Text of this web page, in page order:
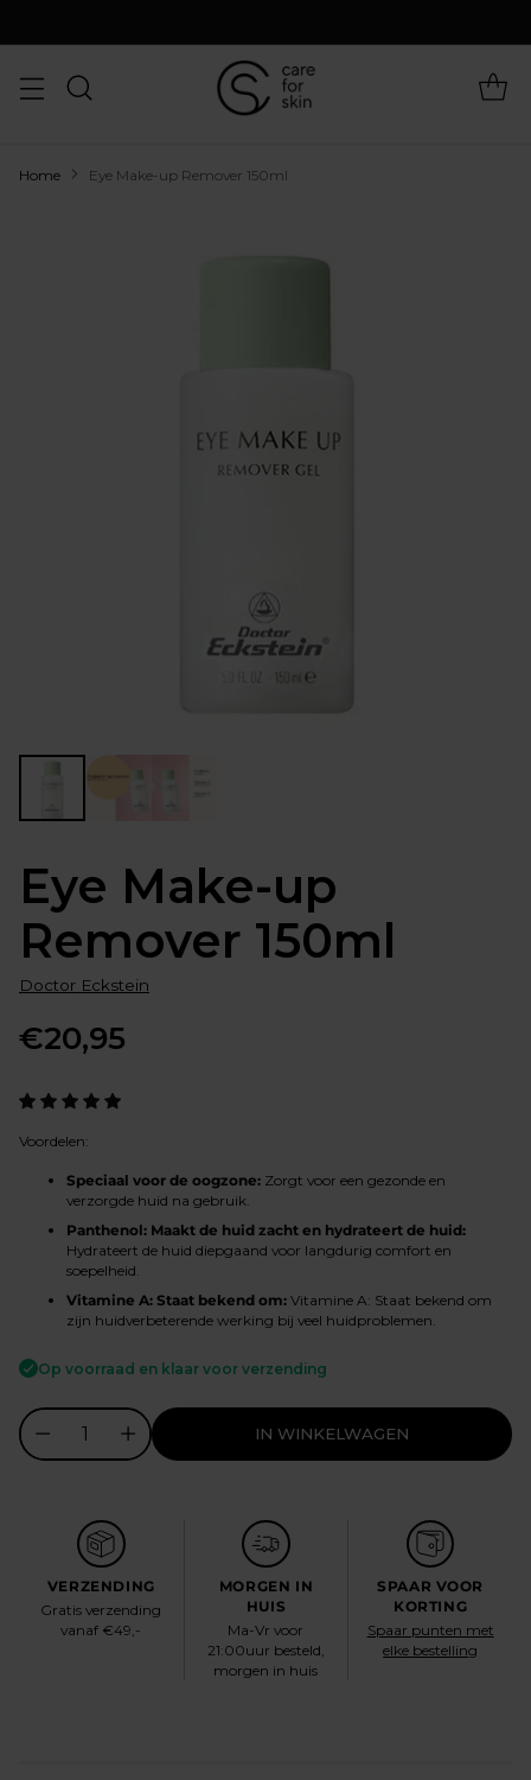
Home Eye Make-up Remover 150ml
Eye Make-up
Remover 150ml
Doctor Eckstein
Normale
prijs
€20,95
Voordelen:
Speciaal voor de oogzone: Zorgt voor een gezonde en
verzorgde huid na gebruik.
Panthenol: Maakt de huid zacht en hydrateert de huid:
Hydrateert de huid diepgaand voor langdurig comfort en
soepelheid.
Vitamine A: Staat bekend om: Vitamine A: Staat bekend om
zijn huidverbeterende werking bij veel huidproblemen.
Op voorraad en klaar voor verzending
IN WINKELWAGEN
VERZENDING
Gratis verzending
vanaf €49,-
MORGEN IN
HUIS
Ma-Vr voor
21:00uur besteld,
morgen in huis
SPAAR VOOR
KORTING
Spaar punten met
elke bestelling